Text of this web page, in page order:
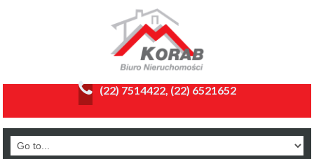
(22) 7514422, (22) 6521652